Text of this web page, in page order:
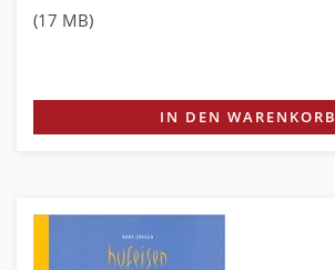
(17 MB)
IN DEN WARENKORB